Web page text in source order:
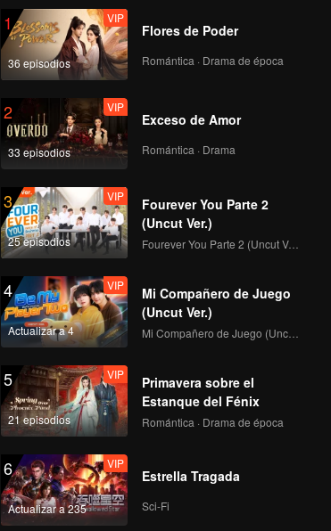
1
36 episodios
VIP
Flores de Poder
Romántica · Drama de época
2
33 episodios
VIP
Exceso de Amor
Romántica · Drama
3
25 episodios
VIP
Fourever You Parte 2
(Uncut Ver.)
Fourever You Parte 2 (Uncut Ver.)
4
Actualizar a 4
VIP
Mi Compañero de Juego
(Uncut Ver.)
Mi Compañero de Juego (Uncut Ver.)
5
21 episodios
VIP
Primavera sobre el
Estanque del Fénix
Romántica · Drama de época
6
Actualizar a 235
VIP
Estrella Tragada
Sci-Fi